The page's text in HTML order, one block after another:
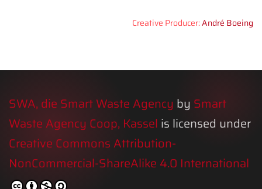
Creative Producer:André Boeing
SWA, die Smart Waste Agency by Smart
Waste Agency Coop, Kassel is licensed under
Creative Commons Attribution-
NonCommercial-ShareAlike 4.0 International